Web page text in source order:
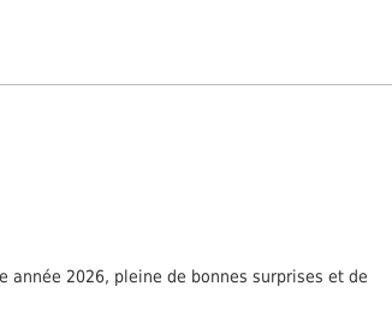
année 2026, pleine de bonnes surprises et de